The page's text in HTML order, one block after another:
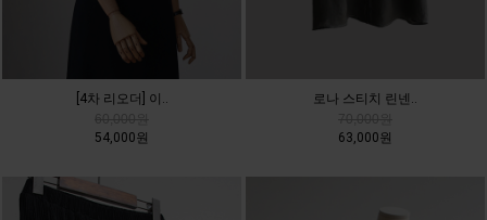
[4차 리오더] 이..
54,000원
로나 스티치 린넨..
63,000원